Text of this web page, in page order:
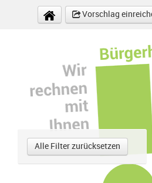
Direkt zum Inhalt
Vorschlag
Alle Filter zurücksetzen